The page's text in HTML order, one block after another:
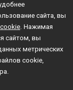
сайта, вы
. Нажимая
сайтом, вы
метрических
cookie,